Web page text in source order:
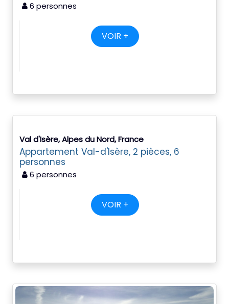
6 personnes
VOIR +
Val d'Isère, Alpes du Nord, France
Appartement Val-d'Isère, 2 pièces, 6
personnes
6 personnes
VOIR +